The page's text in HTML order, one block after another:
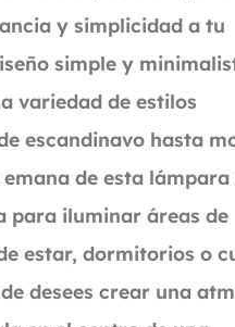
y simplicidad a tu
simple y
variedad de estilos
escandinavo hasta
de esta lámpara
para iluminar áreas de
estar, dormitorios o
desees crear una